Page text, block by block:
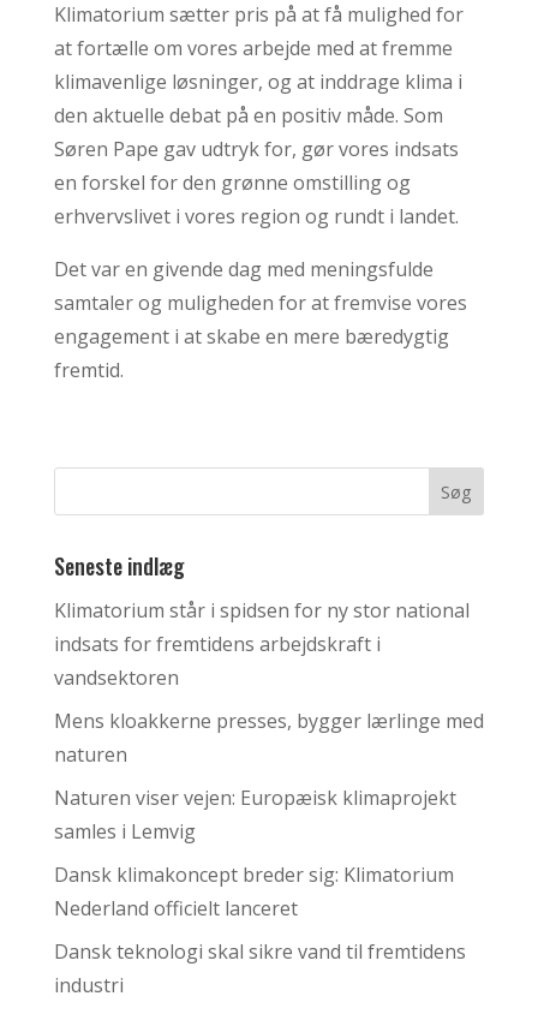
Klimatorium sætter pris på at få mulighed for
at fortælle om vores arbejde med at fremme
klimavenlige løsninger, og at inddrage klima i
den aktuelle debat på en positiv måde. Som
Søren Pape gav udtryk for, gør vores indsats
en forskel for den grønne omstilling og
erhvervslivet i vores region og rundt i landet.
Det var en givende dag med meningsfulde
samtaler og muligheden for at fremvise vores
engagement i at skabe en mere bæredygtig
fremtid.
Seneste indlæg
Klimatorium står i spidsen for ny stor national
indsats for fremtidens arbejdskraft i
vandsektoren
Mens kloakkerne presses, bygger lærlinge med
naturen
Naturen viser vejen: Europæisk klimaprojekt
samles i Lemvig
Dansk klimakoncept breder sig: Klimatorium
Nederland officielt lanceret
Dansk teknologi skal sikre vand til fremtidens
industri